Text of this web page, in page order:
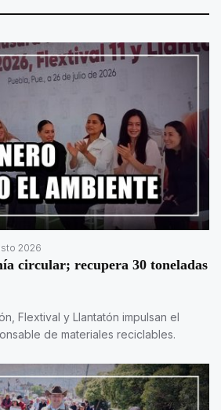
2026
circular; recupera 30 toneladas
Flextival y Llantatón impulsan el
de materiales reciclables.